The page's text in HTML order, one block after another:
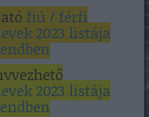
fiú / férfi
2023 listája
2023 listája